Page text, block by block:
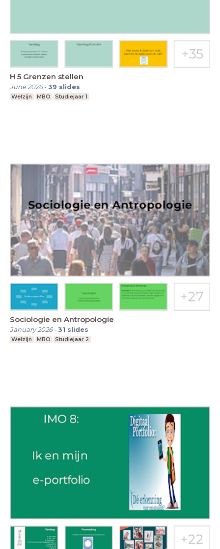
H 5 Grenzen stellen
June 2026-39 slides
Welzijn MBO Studiejaar 1
Sociologie en Antropologie
January 2026-31 slides
Welzijn MBO Studiejaar 2